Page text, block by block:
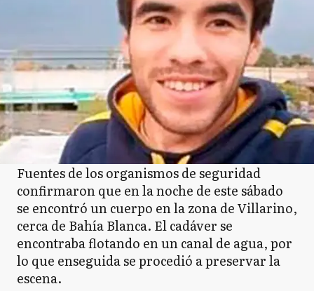
Fuentes de los organismos de seguridad
confirmaron que en la noche de este sábado
se encontró un cuerpo en la zona de Villarino,
cerca de Bahía Blanca. El cadáver se
encontraba flotando en un canal de agua, por
lo que enseguida se procedió a preservar la
escena.